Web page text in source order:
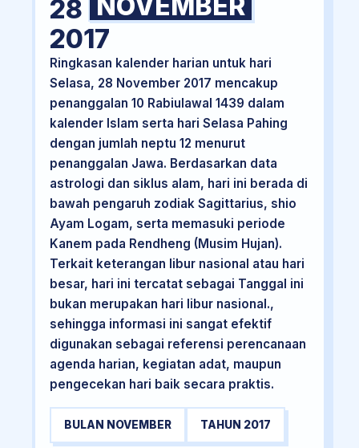
28 NOVEMBER
2017
Ringkasan kalender harian untuk hari
Selasa, 28 November 2017 mencakup
penanggalan 10 Rabiulawal 1439 dalam
kalender Islam serta hari Selasa Pahing
dengan jumlah neptu 12 menurut
penanggalan Jawa. Berdasarkan data
astrologi dan siklus alam, hari ini berada di
bawah pengaruh zodiak Sagittarius, shio
Ayam Logam, serta memasuki periode
Kanem pada Rendheng (Musim Hujan).
Terkait keterangan libur nasional atau hari
besar, hari ini tercatat sebagai Tanggal ini
bukan merupakan hari libur nasional.,
sehingga informasi ini sangat efektif
digunakan sebagai referensi perencanaan
agenda harian, kegiatan adat, maupun
pengecekan hari baik secara praktis.
BULAN NOVEMBER TAHUN 2017